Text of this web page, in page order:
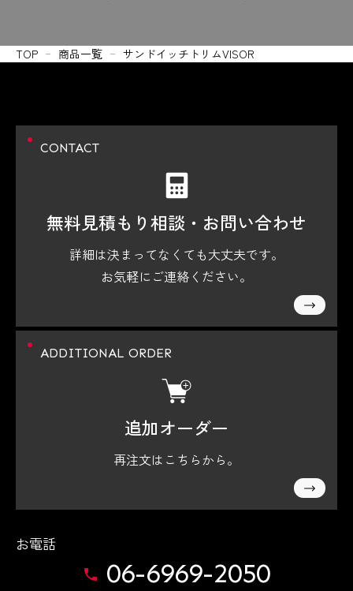
TOP 商品一覧 サンドイッチトリムVISOR
CONTACT
無料見積もり相談・ お問い合わせ
詳細は決まってなくても大丈夫です。
お気軽にご連絡ください。
ADDITIONAL ORDER
追加オーダー
再注文はこちらから。
お電話
06-6969-2050